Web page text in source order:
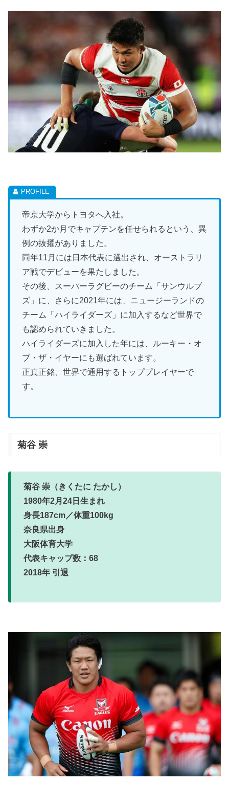
帝京大学からトヨタへ入社。
わずか2か月でキャプテンを任せられるという、異
例の抜擢がありました。
同年11月には日本代表に選出され、オーストラリ
ア戦でデビューを果たしました。
その後、スーパーラグビーのチーム「サンウルブ
ズ」に、さらに2021年には、ニュージーランドの
チーム「ハイライダーズ」に加入するなど世界で
も認められていきました。
ハイライダーズに加入した年には、ルーキー・オ
ブ・ザ・イヤーにも選ばれています。
正真正銘、世界で通用するトッププレイヤーで
す。
菊谷 崇
菊谷 崇（きくたに たかし）
1980年2月24日生まれ
身長187cm／体重100kg
奈良県出身
大阪体育大学
代表キャップ数：68
2018年 引退